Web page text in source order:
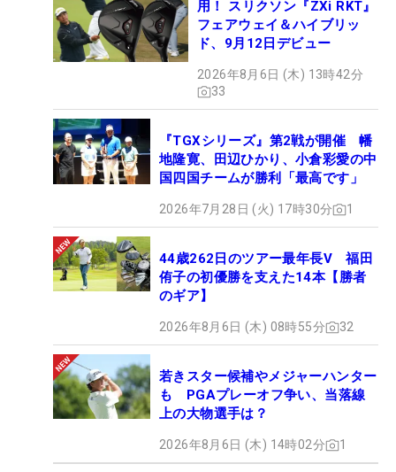
用！ スリクソン『ZXi RKT』
フェアウェイ＆ハイブリッ
ド、9月12日デビュー
2026年8月6日 (木) 13時42分
33
『TGXシリーズ』第2戦が開催 幡
地隆寛、田辺ひかり、小倉彩愛の中
国四国チームが勝利「最高です」
2026年7月28日 (火) 17時30分 1
44歳262日のツアー最年長V 福田
侑子の初優勝を支えた14本【勝者
のギア】
2026年8月6日 (木) 08時55分 32
若きスター候補やメジャーハンター
も PGAプレーオフ争い、当落線
上の大物選手は？
2026年8月6日 (木) 14時02分 1